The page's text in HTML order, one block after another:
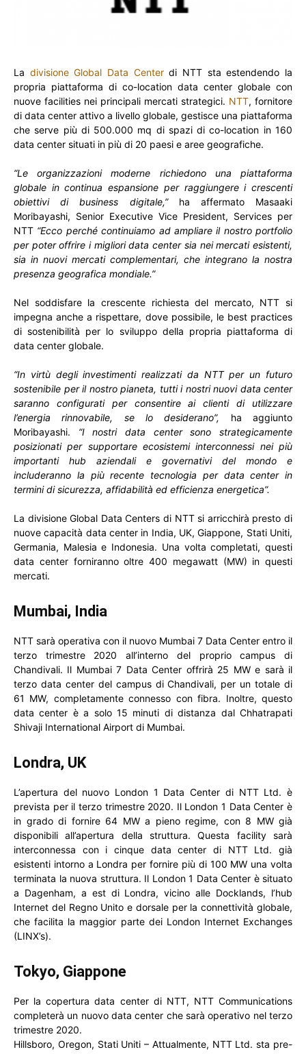
La divisione Global Data Centerdi NTT sta estendendo la
propria piattaforma di co-location data center globale con
nuove facilities nei principali mercati strategici. NTT, fornitore
di data center attivo a livello globale, gestisce una piattaforma
che serve più di 500.000 mq di spazi di co-location in 160
data center situati in più di 20 paesi e aree geografiche.
“Le organizzazioni moderne richiedono una piattaforma
globale in continua espansione per raggiungere i crescenti
obiettivi di business digitale,”ha affermato Masaaki
Moribayashi, Senior Executive Vice President, Services per
NTT “Ecco perché continuiamo ad ampliare il nostro portfolio
per poter offrire i migliori data center sia nei mercati esistenti,
sia in nuovi mercati complementari, che integrano la nostra
presenza geografica mondiale.”
Nel soddisfare la crescente richiesta del mercato, NTT si
impegna anche a rispettare, dove possibile, le best practices
di sostenibilità per lo sviluppo della propria piattaforma di
data center globale.
“In virtù degli investimenti realizzati da NTT per un futuro
sostenibile per il nostro pianeta, tutti i nostri nuovi data center
saranno configurati per consentire ai clienti di utilizzare
l’energia rinnovabile, se lo desiderano”, ha aggiunto
Moribayashi. “I nostri data center sono strategicamente
posizionati per supportare ecosistemi interconnessi nei più
importanti hub aziendali e governativi del mondo e
includeranno la più recente tecnologia per data center in
termini di sicurezza, affidabilità ed efficienza energetica”.
La divisione Global Data Centers di NTT si arricchirà presto di
nuove capacità data center in India, UK, Giappone, Stati Uniti,
Germania, Malesia e Indonesia. Una volta completati, questi
data center forniranno oltre 400 megawatt (MW) in questi
mercati.
Mumbai, India
NTT sarà operativa con il nuovo Mumbai 7 Data Center entro il
terzo trimestre 2020 all’interno del proprio campus di
Chandivali. Il Mumbai 7 Data Center offrirà 25 MW e sarà il
terzo data center del campus di Chandivali, per un totale di
61 MW, completamente connesso con fibra. Inoltre, questo
data center è a solo 15 minuti di distanza dal Chhatrapati
Shivaji International Airport di Mumbai.
Londra, UK
L’apertura del nuovo London 1 Data Center di NTT Ltd. è
prevista per il terzo trimestre 2020. Il London 1 Data Center è
in grado di fornire 64 MW a pieno regime, con 8 MW già
disponibili all’apertura della struttura. Questa facility sarà
interconnessa con i cinque data center di NTT Ltd. già
esistenti intorno a Londra per fornire più di 100 MW una volta
terminata la nuova struttura. Il London 1 Data Center è situato
a Dagenham, a est di Londra, vicino alle Docklands, l’hub
Internet del Regno Unito e dorsale per la connettività globale,
che facilita la maggior parte dei London Internet Exchanges
(LINX’s).
Tokyo, Giappone
Per la copertura data center di NTT, NTT Communications
completerà un nuovo data center che sarà operativo nel terzo
trimestre 2020.
Hillsboro, Oregon, Stati Uniti – Attualmente, NTT Ltd. sta pre-